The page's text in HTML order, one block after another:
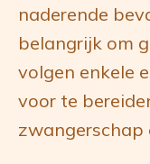
naderende
belangrijk om
volgen enkele
voor te
zwangerschap